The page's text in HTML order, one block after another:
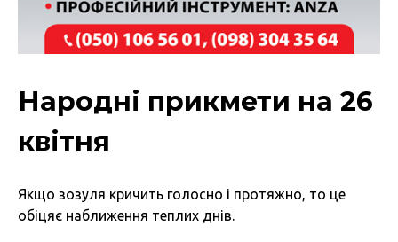
Народні прикмети на 26
квітня
Якщо зозуля кричить голосно і протяжно, то це
обіцяє наближення теплих днів.